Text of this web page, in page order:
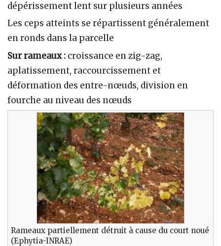
dépérissement lent sur plusieurs années
Les ceps atteints se répartissent généralement
en ronds dans la parcelle
Sur rameaux : croissance en zig-zag,
aplatissement, raccourcissement et
déformation des entre-nœuds, division en
fourche au niveau des nœuds
Rameaux partiellement détruit à cause du court noué
(Ephytia-INRAE)